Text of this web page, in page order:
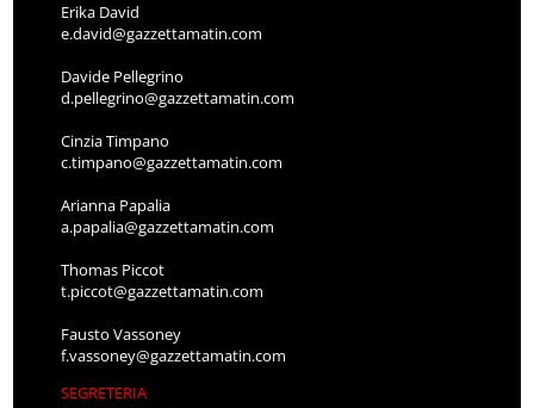
Erika David
e.david@gazzettamatin.com
Davide Pellegrino
d.pellegrino@gazzettamatin.com
Cinzia Timpano
c.timpano@gazzettamatin.com
Arianna Papalia
a.papalia@gazzettamatin.com
Thomas Piccot
t.piccot@gazzettamatin.com
Fausto Vassoney
f.vassoney@gazzettamatin.com
SEGRETERIA